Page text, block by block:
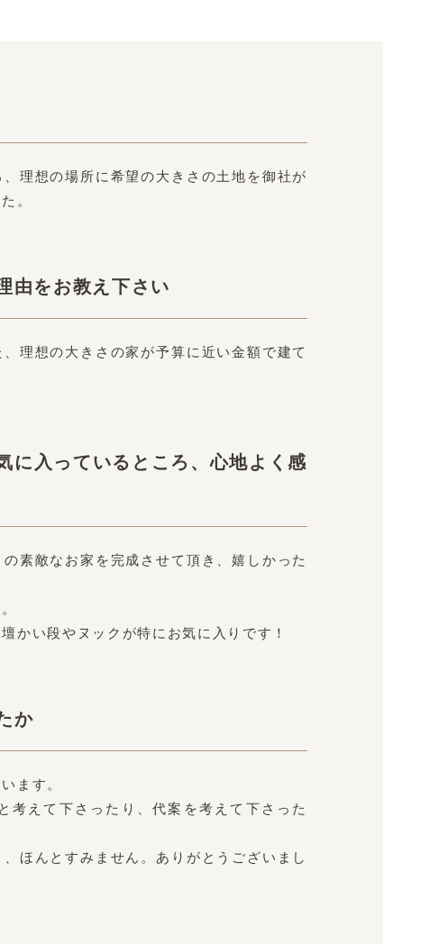
理想の場所に希望の大きさの土地を御社が
。
由をお教え下さい
理想の大きさの家が予算に近い金額で建て
に入っているところ、心地よく感
素敵なお家を完成させて頂き、嬉しかった
かい段やヌックが特にお気に入りです！
か
ます。
考えて下さったり、代案を考えて下さった
ほんとすみません。ありがとうございまし